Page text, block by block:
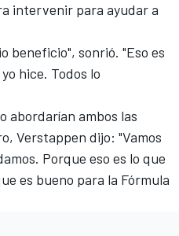
intervenir para ayudar a
beneficio", sonrió. "Eso es
hice. Todos lo
abordarían ambos las
Verstappen dijo: "Vamos
Porque eso es lo que
es bueno para la Fórmula